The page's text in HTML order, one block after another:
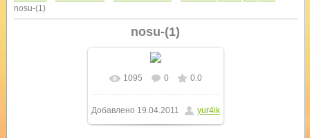
nosu-(1)
nosu-(1)
В реальном размере
800x600/ 119.8Kb
1095 0 0.0
Добавлено 19.04.2011 yur4ik